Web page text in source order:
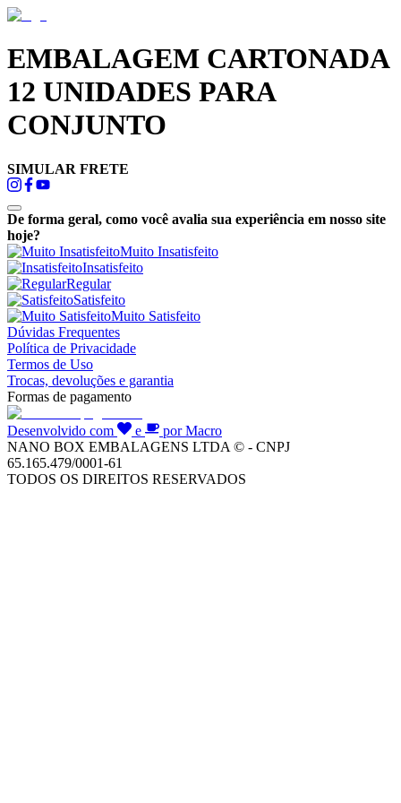
EMBALAGEM CARTONADA
12 UNIDADES PARA
CONJUNTO
SIMULAR FRETE
De forma geral, como você avalia sua experiência em nosso site
hoje?
Muito Insatisfeito
Insatisfeito
Regular
Satisfeito
Muito Satisfeito
Dúvidas Frequentes
Política de Privacidade
Termos de Uso
Trocas, devoluções e garantia
Formas de pagamento
Desenvolvido com e
por Macro
NANO BOX EMBALAGENS LTDA © - CNPJ
65.165.479/0001-61
TODOS OS DIREITOS RESERVADOS